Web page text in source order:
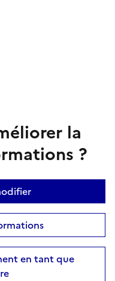
la
?
en tant que